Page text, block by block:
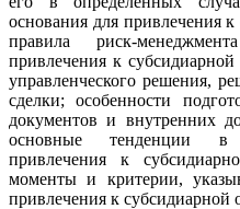
основания для привлечения
правила риск-
привлечения к
управленческого решения,
сделки; особенности
документов и внутренних
основные тенденции в
привлечения к
моменты и критерии,
привлечения к субсидиарной